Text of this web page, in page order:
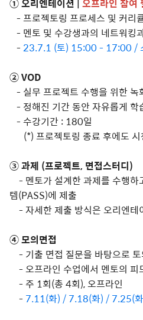
① 오리엔테이션 | 오프라인 참여
- 프로젝토링 프로세스 및 커리
- 멘토 및 수강생과의 네트워킹
- 23.7.1 (토) 15:00 - 17:00 /
②VOD
- 실무 프로젝트 수행을 위한 녹
- 정해진 기간 동안 자유롭게 학
- 수강기간 : 180일
(*) 프로젝토링 종료 후에도 시
③ 과제 (프로젝트, 면접스터디)
- 멘토가 설계한 과제를 수행하
템(PASS)에 제출
- 자세한 제출 방식은 오리엔테
④ 모의면접
- 기출 면접 질문을 바탕으로
- 오프라인 수업에서 멘토의 피
- 주 1회(총 4회), 오프라인
- 7.11(화) / 7.18(화) / 7.25(